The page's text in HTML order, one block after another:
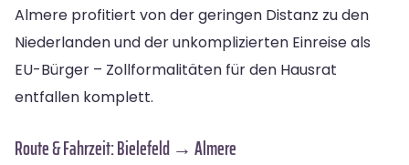
Almere profitiert von der geringen Distanz zu den
Niederlanden und der unkomplizierten Einreise als
EU-Bürger – Zollformalitäten für den Hausrat
entfallen komplett.
Route & Fahrzeit: Bielefeld → Almere